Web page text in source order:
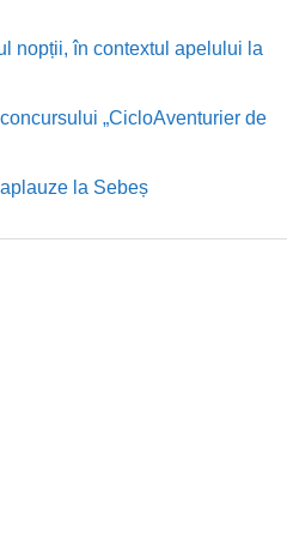
nopții, în contextul apelului la
„CicloAventurier de
la Sebeș